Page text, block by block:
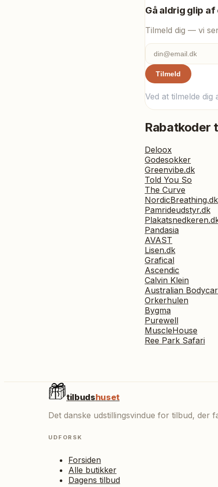
Gå aldrig glip
Tilmeld dig — vi
Tilmeld
Ved at tilmelde
Rabatkoder
Deloox
Godesokker
Greenvibe.dk
Told You So
The Curve
NordicBreathing.dk
Pamrideudstyr.dk
Pandasia
AVAST
Lisen.dk
Grafical
Ascendic
Calvin Klein
Australian
Orkerhulen
Bygma
Purewell
MuscleHouse
Ree Park Safari
tilbudshuset
Det danske udstillingsvindue for tilbud, der
UDFORSK
Forsiden
Alle butikker
Dagens tilbud